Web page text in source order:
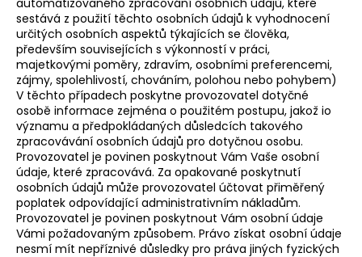
sestává z použití těchto osobních údajů k vyhodnocení
určitých osobních aspektů týkajících se člověka,
především souvisejících s výkonností v práci,
majetkovými poměry, zdravím, osobními preferencemi,
zájmy, spolehlivostí, chováním, polohou nebo pohybem)
V těchto případech poskytne provozovatel dotyčné
osobě informace zejména o použitém postupu, jakož io
významu a předpokládaných důsledcích takového
zpracovávání osobních údajů pro dotyčnou osobu.
Provozovatel je povinen poskytnout Vám Vaše osobní
údaje, které zpracovává. Za opakované poskytnutí
osobních údajů může provozovatel účtovat přiměřený
poplatek odpovídající administrativním nákladům.
Provozovatel je povinen poskytnout Vám osobní údaje
Vámi požadovaným způsobem. Právo získat osobní údaje
nesmí mít nepříznivé důsledky pro práva jiných fyzických